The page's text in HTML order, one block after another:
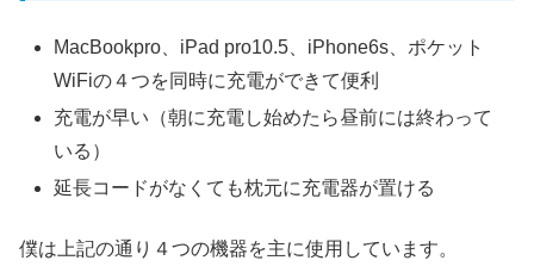
MacBookpro、iPad pro10.5、iPhone6s、ポケット
WiFiの４つを同時に充電ができて便利
充電が早い（朝に充電し始めたら昼前には終わって
いる）
延長コードがなくても枕元に充電器が置ける
僕は上記の通り４つの機器を主に使用しています。